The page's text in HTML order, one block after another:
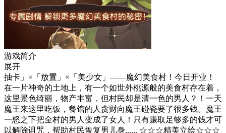
游戏简介
展开
抽卡」×「放置」×「美少女」——魔幻美食村！今日开业！
在一片神奇的土地上，有一个如世外桃源般的美食村存在着，
这里景色绮丽，物产丰富，但村民却是清一色的男人？！一天
魔王来这里吃饭，餐馆的人贪财向魔王碰瓷要了很多钱。魔王
一怒之下把全村的男人变成了女人！只有赚取足够多的钱才可
以解除诅咒，帮助村民恢复男儿身...... ☆☆☆精美立绘☆☆☆